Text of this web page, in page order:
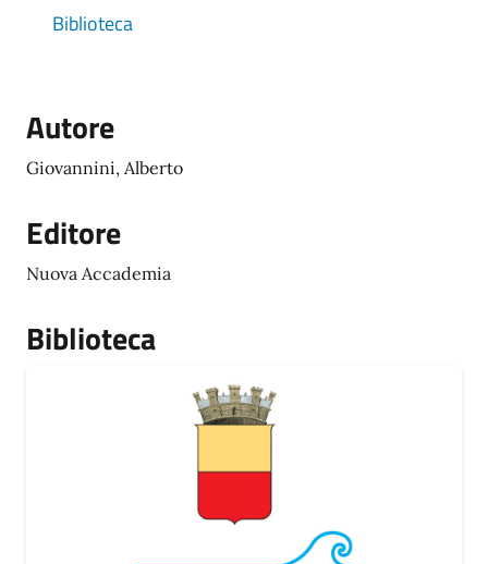
Biblioteca
Autore
Giovannini, Alberto
Editore
Nuova Accademia
Biblioteca